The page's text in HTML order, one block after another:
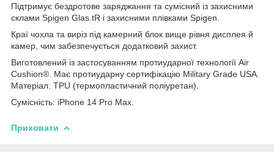
Підтримує бездротове заряджання та сумісний із захисними
склами Spigen Glas.tR і захисними плівками Spigen.
Краї чохла та виріз під камерний блок вище рівня дисплея й
камер, чим забезпечується додатковий захист.
Виготовлений із застосуванням протиударної технології Air
Cushion®. Має протиударну сертифікацію Military Grade USA.
Матеріал: TPU (термопластичний поліуретан).
Сумісність: iPhone 14 Pro Max.
Приховати